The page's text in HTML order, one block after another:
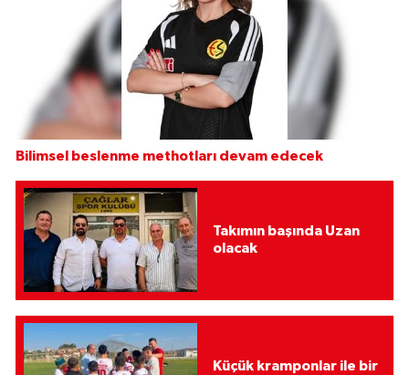
Bilimsel beslenme methotları devam edecek
Takımın başında Uzan
olacak
Küçük kramponlar ile bir